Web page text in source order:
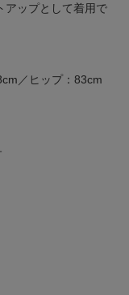
アップとして着用で
／ヒップ：83cm